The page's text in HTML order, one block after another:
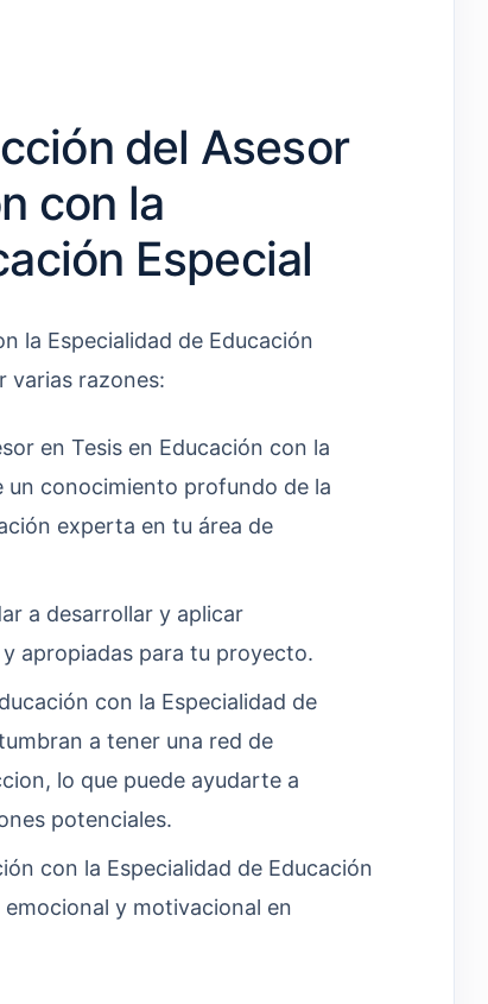
del Asesor
con la
Especial
la Especialidad de Educación
varias razones:
en Tesis en Educación con la
un conocimiento profundo de la
experta en tu área de
a desarrollar y aplicar
apropiadas para tu proyecto.
con la Especialidad de
a tener una red de
lo que puede ayudarte a
potenciales.
con la Especialidad de Educación
y motivacional en